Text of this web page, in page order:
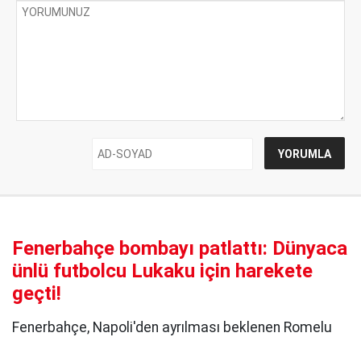
Fenerbahçe bombayı patlattı: Dünyaca
ünlü futbolcu Lukaku için harekete
geçti!
Fenerbahçe, Napoli'den ayrılması beklenen Romelu